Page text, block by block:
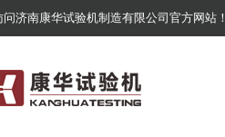
问济南康华试验机制造有限公司官方网站！